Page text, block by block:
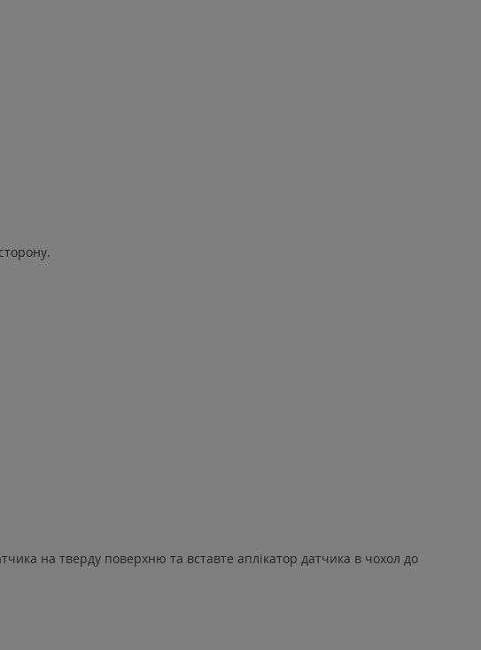
на тверду поверхню та вставте аплікатор датчика в чохол до